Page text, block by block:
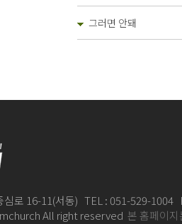
그러면 안돼
심로 16-11(서동) TEL : 051-529-1004
All right reserved 본 홈페이